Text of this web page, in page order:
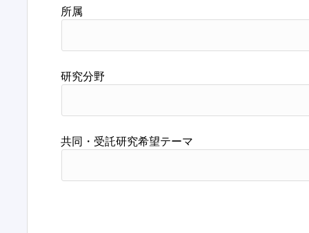
所属
研究分野
共同・受託研究希望テーマ